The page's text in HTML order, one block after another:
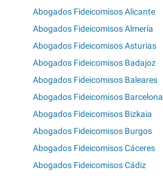
Abogados Fideicomisos Alicante
Abogados Fideicomisos Almería
Abogados Fideicomisos Asturias
Abogados Fideicomisos Badajoz
Abogados Fideicomisos Baleares
Abogados Fideicomisos Barcelona
Abogados Fideicomisos Bizkaia
Abogados Fideicomisos Burgos
Abogados Fideicomisos Cáceres
Abogados Fideicomisos Cádiz